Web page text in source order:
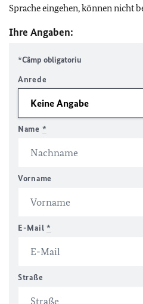
Sprache eingehen, können nicht
Ihre Angaben:
*Câmp obligatoriu
Anrede
Name *
Vorname
E-Mail *
Straße